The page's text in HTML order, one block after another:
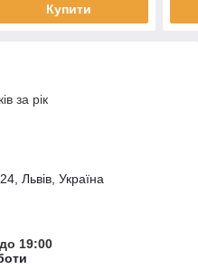
Купити
за рік
Львів, Україна
19:00